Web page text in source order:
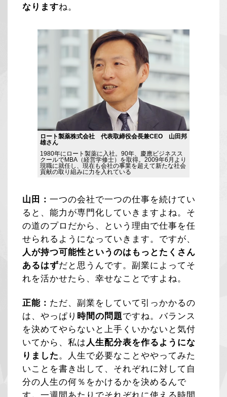
なりますね。
ロート製薬株式会社 代表取締役会長兼CEO 山田邦
雄さん
1980年にロート製薬に入社。90年、慶應ビジネスス
クールでMBA（経営学修士）を取得。2009年6月より
現職に就任し、現在も会社の事業を超えて新たな社会
貢献の取り組みに力を入れている
山田：一つの会社で一つの仕事を続けてい
ると、能力が専門化していきますよね。そ
の道のプロだから、という理由で仕事を任
せられるようになっていきます。ですが、
人が持つ可能性というのはもっとたくさん
あるはずだと思うんです。副業によってそ
れを活かせたら、幸せなことですよね。
正能： ただ、副業をしていて引っかかるの
は、やっぱり 時間の問題ですね。バランス
を決めてやらないと上手くいかないと気付
いてから、私は 人生配分表を作るようにな
りました。人生で必要なことややってみた
いことを書き出して、それぞれに対して自
分の人生の何％をかけるかを決めるんで